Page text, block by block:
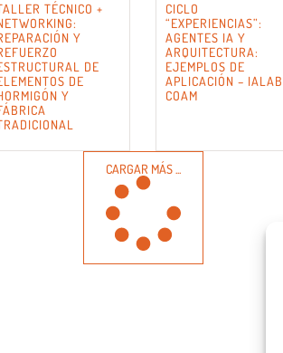
TÉCNICO +
Y
DE
DE
Y
CICLO
“EXPERIENCIAS”:
AGENTES IA Y
ARQUITECTURA:
EJEMPLOS DE
APLICACIÓN – IALAB
COAM
CARGAR MÁS ...